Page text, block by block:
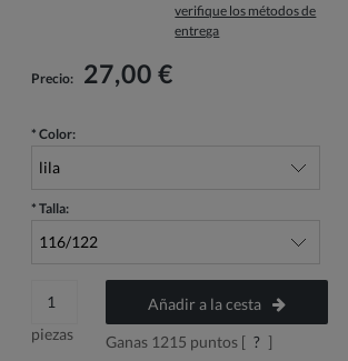
El precio no incluye los posibles gastos de pago
verifique los métodos de
entrega
Precio: 27,00 €
* Color:
* Talla:
piezas
Añadir a la cesta
Ganas 1215 puntos [ ? ]